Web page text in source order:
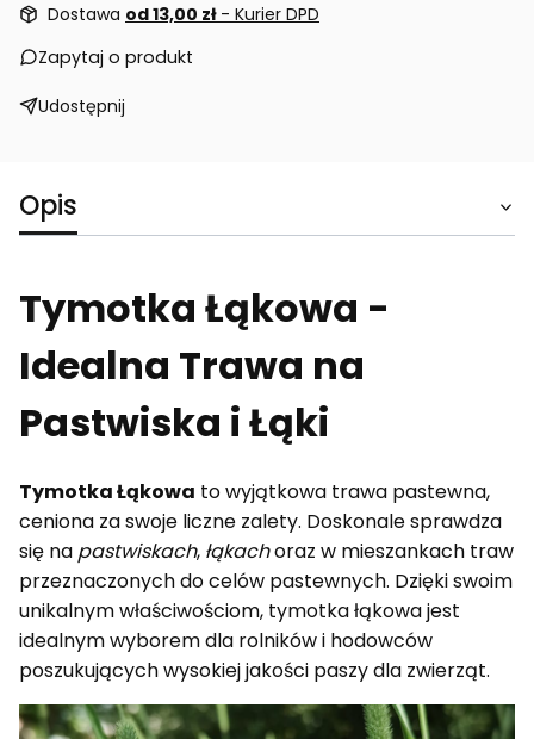
Dostawa od 13,00 zł - Kurier DPD
Zapytaj o produkt
Udostępnij
Opis
Tymotka Łąkowa -
Idealna Trawa na
Pastwiska i Łąki
Tymotka Łąkowa to wyjątkowa trawa pastewna,
ceniona za swoje liczne zalety. Doskonale sprawdza
się na pastwiskach, łąkachoraz w mieszankach traw
przeznaczonych do celów pastewnych. Dzięki swoim
unikalnym właściwościom, tymotka łąkowa jest
idealnym wyborem dla rolników i hodowców
poszukujących wysokiej jakości paszy dla zwierząt.